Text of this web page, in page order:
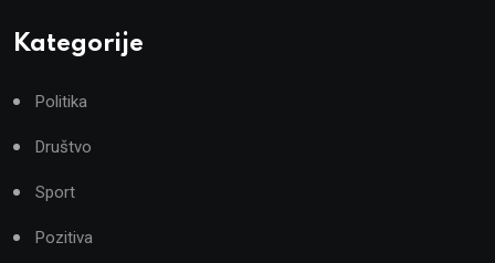
Kategorije
Politika
Društvo
Sport
Pozitiva